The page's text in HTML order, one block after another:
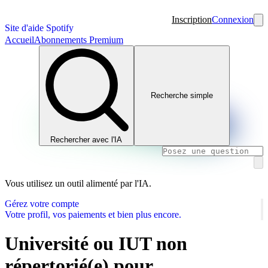
Site d'aide Spotify
InscriptionConnexion
AccueilAbonnements Premium
Rechercher avec l'IA
Recherche simple
Vous utilisez un outil alimenté par l'IA.
Gérez votre compte
Votre profil, vos paiements et bien plus encore.
Université ou IUT non